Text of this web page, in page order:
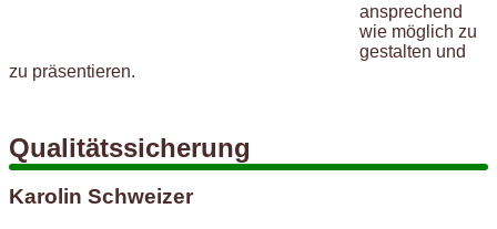
ansprechend
wie möglich zu
gestalten und
zu präsentieren.
Qualitätssicherung
Karolin Schweizer